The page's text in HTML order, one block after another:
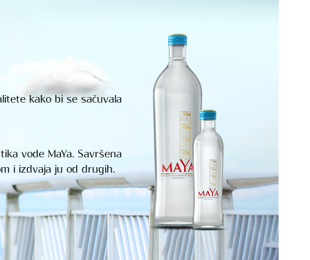
kako bi se sačuvala
vode MaYa. Savršena
i izdvaja ju od drugih.